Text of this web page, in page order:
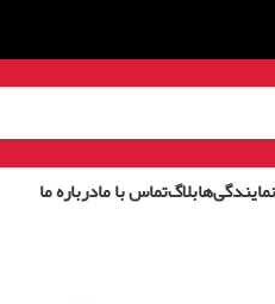
نمایندگی‌هابلاگتماس با مادرباره ما